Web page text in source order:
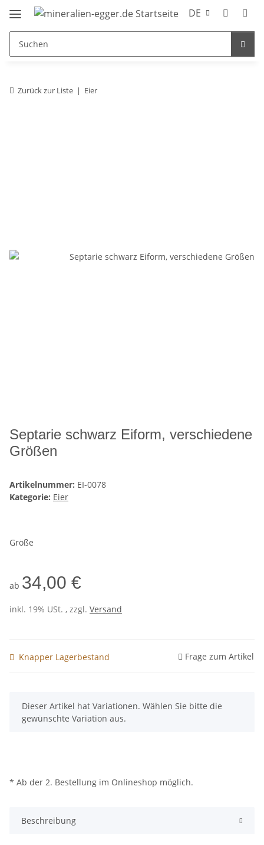
DE
Zurück zur Liste Eier
Septarie schwarz Eiform, verschiedene
Größen
Artikelnummer: EI-0078
Kategorie: Eier
Größe
ab 34,00 €
inkl. 19% USt. , zzgl. Versand
Knapper Lagerbestand Frage zum Artikel
x
Dieser Artikel hat Variationen. Wählen Sie bitte die
gewünschte Variation aus.
* Ab der 2. Bestellung im Onlineshop möglich.
Beschreibung